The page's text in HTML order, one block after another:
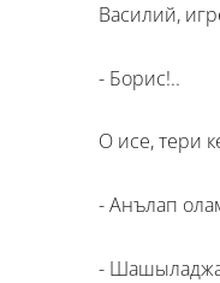
Василий,
- Борис!..
О исе, тери
- Анълап
-